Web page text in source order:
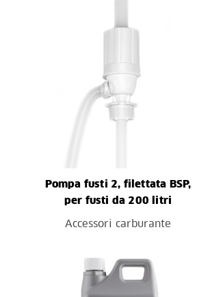
Pompa fusti 2, filettata BSP,
per fusti da 200 litri
Accessori carburante